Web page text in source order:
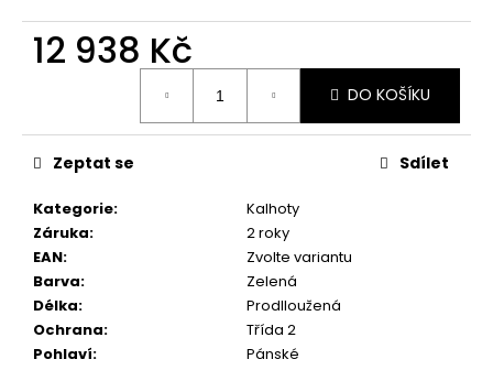
12 938 Kč
DO KOŠÍKU
Kategorie:
Kalhoty
Záruka:
2 roky
EAN:
Zvolte variantu
Barva:
Zelená
Délka:
Prodlloužená
Ochrana:
Třída 2
Pohlaví: Pánské
Zeptat se Sdílet